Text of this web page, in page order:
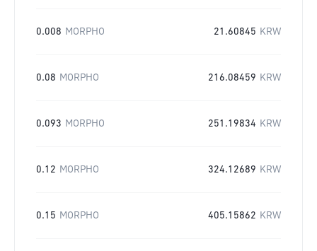
0.008 MORPHO 21.60845 KRW
0.08 MORPHO 216.08459 KRW
0.093 MORPHO 251.19834 KRW
0.12 MORPHO 324.12689 KRW
0.15 MORPHO 405.15862 KRW